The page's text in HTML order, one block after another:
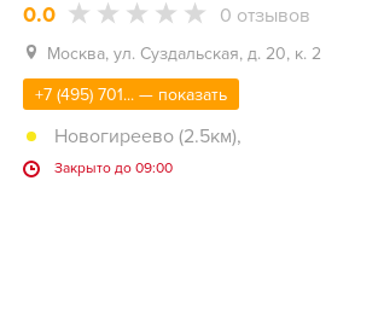
0.0 0 отзывов
Москва, ул. Суздальская, д. 20, к. 2
+7 (495) 701... — показать
Новогиреево (2.5км),
Закрыто до 09:00